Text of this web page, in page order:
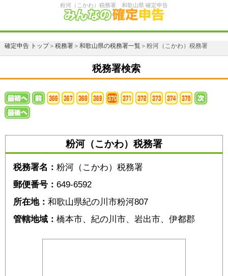
粉河（こかわ）税務署 和歌山県 確定申告
確定申告 トップ＞ 税務署＞ 和歌山県の税務署一覧＞粉河（こかわ）税務署
税務署検索
粉河（こかわ）税務署
税務署名： 粉河（こかわ）税務署
郵便番号： 649-6592
所在地： 和歌山県紀の川市粉河807
管轄地域： 橋本市、紀の川市、岩出市、伊都郡